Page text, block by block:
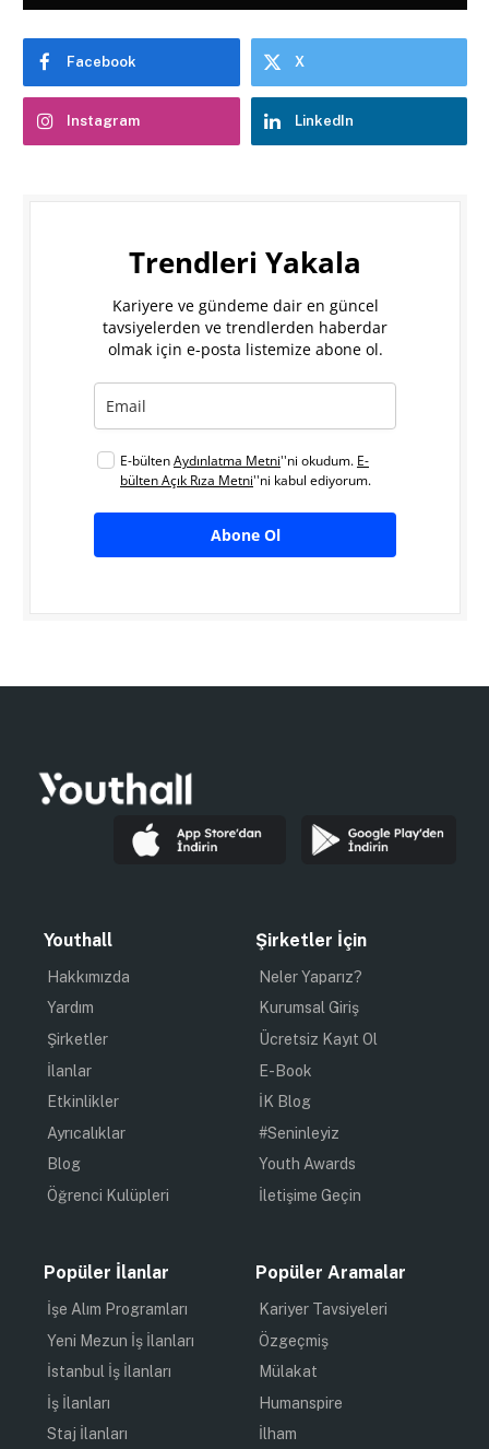
Facebook X
Instagram LinkedIn
Trendleri Yakala
Kariyere ve gündeme dair en güncel
tavsiyelerden ve trendlerden haberdar
olmak için e-posta listemize abone ol.
E-bültenAydınlatma Metni''ni okudum. E-
bülten Açık Rıza Metni''ni kabul ediyorum.
Abone Ol
Youthall
Hakkımızda
Yardım
Şirketler
İlanlar
Etkinlikler
Ayrıcalıklar
Blog
Öğrenci Kulüpleri
Şirketler İçin
Neler Yaparız?
Kurumsal Giriş
Ücretsiz Kayıt Ol
E-Book
İK Blog
#Seninleyiz
Youth Awards
İletişime Geçin
Popüler İlanlar
İşe Alım Programları
Yeni Mezun İş İlanları
İstanbul İş İlanları
İş İlanları
Staj İlanları
Popüler Aramalar
Kariyer Tavsiyeleri
Özgeçmiş
Mülakat
Humanspire
İlham